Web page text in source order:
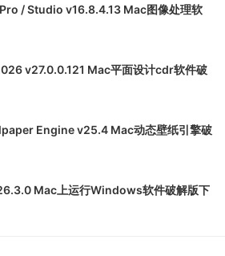
/ Studio v16.8.4.13 Mac图像处理软
v27.0.0.121 Mac平面设计cdr软件破
Engine v25.4 Mac动态壁纸引擎破
Mac上运行Windows软件破解版下